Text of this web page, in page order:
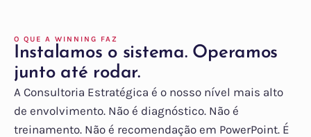
O QUE A WINNING FAZ
Instalamos o sistema. Operamos
junto até rodar.
A Consultoria Estratégica é o nosso nível mais alto
de envolvimento. Não é diagnóstico. Não é
treinamento. Não é recomendação em PowerPoint. É